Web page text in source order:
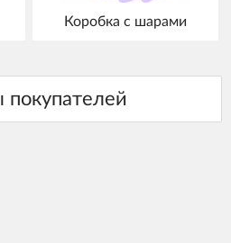
Коробка с шарами